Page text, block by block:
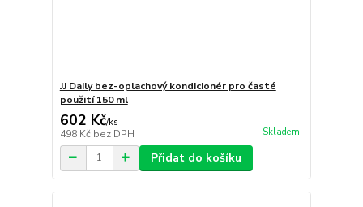
JJ Daily bez-oplachový kondicionér pro časté
použití 150 ml
602 Kč/ks
498 Kč bez DPH Skladem
Přidat do košíku